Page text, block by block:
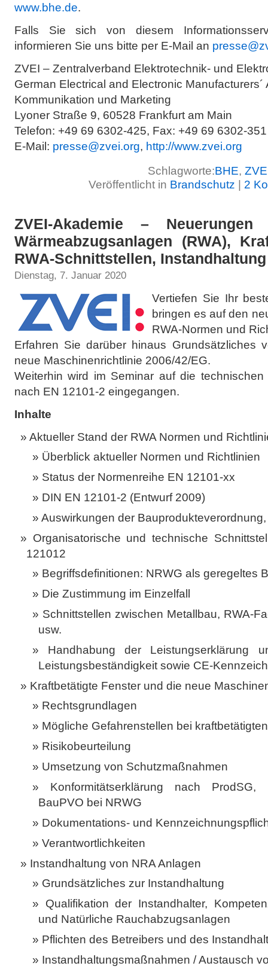
www.bhe.de.
Falls Sie sich von diesem
informieren Sie uns bitte per E-Mail an
ZVEI – Zentralverband Elektrotechnik- und
German Electrical and Electronic Manufacturers´
Kommunikation und Marketing
Lyoner Straße 9, 60528 Frankfurt am Main
Telefon: +49 69 6302-425, Fax: +49 69 6302-351
E-Mail: presse@zvei.org, http://www.zvei.org
Schlagworte:BHE,
Veröffentlicht in Brandschutz | 2
ZVEI-Akademie –
Wärmeabzugsanlagen (RWA),
RWA-Schnittstellen, Instandhaltung
Dienstag, 7. Januar 2020
Vertiefen Sie Ihr
bringen es auf den
RWA-Normen und
Erfahren Sie darüber hinaus Grundsätzliches
neue Maschinenrichtlinie 2006/42/EG.
Weiterhin wird im Seminar auf die
nach EN 12101-2 eingegangen.
Inhalte
Aktueller Stand der RWA­ Normen und
Überblick aktueller Normen und Richtlinien
Status der Normenreihe EN 12101-xx
DIN EN 12101-2 (Entwurf 2009)
Auswirkungen der
Organisatorische und technische
12101­2
Begriffsdefinitionen: NRWG als geregeltes
Die Zustimmung im Einzelfall
Schnittstellen zwischen Metallbau, RWA-
usw.
Handhabung der Leistungserklärung
Leistungsbeständigkeit sowie CE-
Kraftbetätigte Fenster und die neue
Rechtsgrundlagen
Mögliche Gefahrenstellen bei
Risikobeurteilung
Umsetzung von Schutzmaßnahmen
Konformitätserklärung nach ProdSG,
BauPVO bei NRWG
Dokumentations- und
Verantwortlichkeiten
Instandhaltung von NRA ­Anlagen
Grundsätzliches zur Instandhaltung
Qualifikation der Instandhalter,
und Natürliche Rauchabzugsanlagen
Pflichten des Betreibers und des
Instandhaltungsmaßnahmen / Austausch